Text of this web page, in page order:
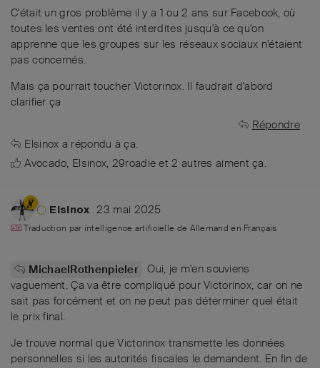
C'était un gros problème il y a 1 ou 2 ans sur Facebook, où
toutes les ventes ont été interdites jusqu'à ce qu'on
apprenne que les groupes sur les réseaux sociaux n'étaient
pas concernés.
Mais ça pourrait toucher Victorinox. Il faudrait d'abord
clarifier ça
Répondre
Elsinox a répondu à ça.
Avocado, Elsinox, 29roadie et2 autres aiment ça.
Elsinox 23 mai 2025
Traduction par intelligence artificielle de Allemand en Français
MichaelRothenpieler Oui, je m'en souviens
vaguement. Ça va être compliqué pour Victorinox, car on ne
sait pas forcément et on ne peut pas déterminer quel était
le prix final.
Je trouve normal que Victorinox transmette les données
personnelles si les autorités fiscales le demandent. En fin de